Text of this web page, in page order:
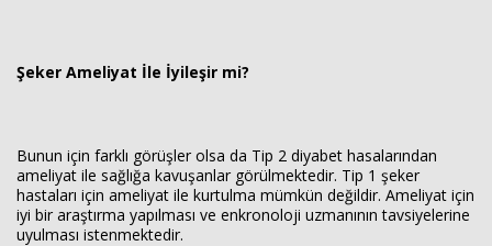
Şeker Ameliyat İle İyileşir mi?
Bunun için farklı görüşler olsa da Tip 2 diyabet hasalarından
ameliyat ile sağlığa kavuşanlar görülmektedir. Tip 1 şeker
hastaları için ameliyat ile kurtulma mümkün değildir. Ameliyat için
iyi bir araştırma yapılması ve enkronoloji uzmanının tavsiyelerine
uyulması istenmektedir.